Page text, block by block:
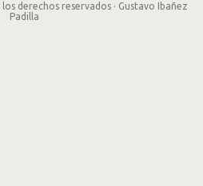
derechos reservados · Gustavo Ibañez
Padilla